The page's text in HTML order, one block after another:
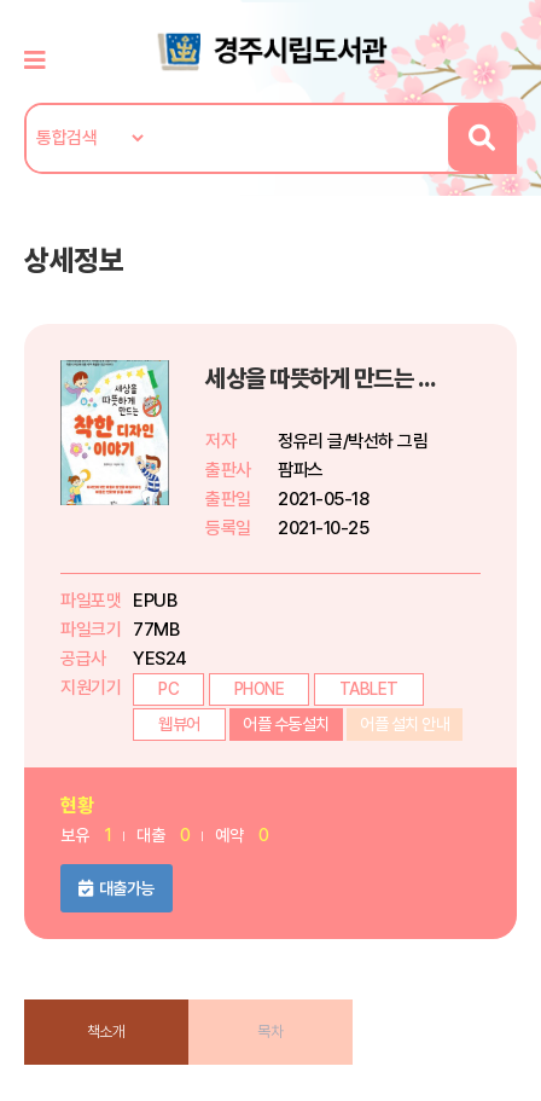
상세정보
세상을 따뜻하게 만드는 착한 디자인 이야기
저자
정유리 글/박선하 그림
출판사
팜파스
출판일
2021-05-18
등록일
2021-10-25
파일포맷
EPUB
파일크기
77MB
공급사
YES24
지원기기
PC PHONE
TABLET
웹뷰어
어플 수동설치 어플 설치 안내
현황
보유 1 대출 0 예약 0
대출가능
책소개 목차